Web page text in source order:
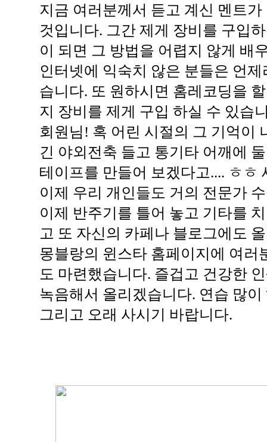
지금 여러분께서 듣고 계신 멘트
것입니다. 그간 제게 장비를 구입
이 되면 그 방법을 어렵지 않게 배
인터넷에 익숙치 않은 분들은 언
습니다. 또 원하시면 홈레코딩을
지 장비를 제게 구입 하실 수 있습
회원님! 혹 어린 시절의 그 기억이
긴 야외전축 들고 통기타 어깨에
테이프를 만들어 보겠다고.... ㅎㅎ
이제 우리 개인들도 거의 전문가
이제 반주기를 틀어 놓고 기타를
고 또 자신의 카페나 블로그에도
몽블랑의 윈스타 홈페이지에 여러
도 마련했습니다. 즐겁고 건강한
녹음해서 올리겠습니다. 연습 많이
그리고 오래 사시기 바랍니다.